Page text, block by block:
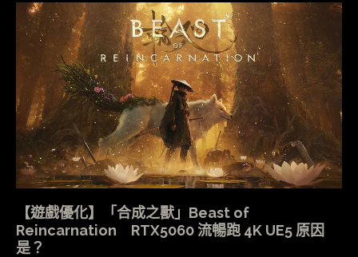
【遊戲優化】「合成之獸」Beast of
Reincarnation RTX5060 流暢跑 4K UE5 原因
是？